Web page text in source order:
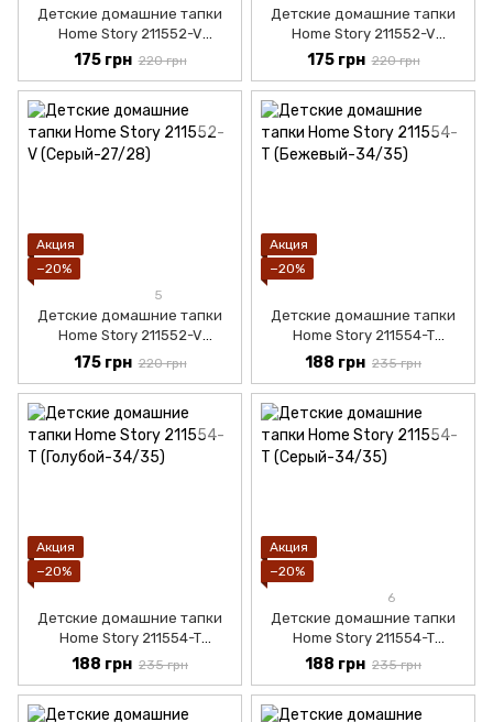
Детские домашние тапки
Home Story 211552-V
(Розовый-27/28)
175 грн 220 грн
Детские домашние тапки
Home Story 211552-V
(Фиолетовый-25/26)
175 грн 220 грн
Акция
−20%
5
Детские домашние тапки
Home Story 211552-V
(Серый-27/28)
175 грн 220 грн
Акция
−20%
Детские домашние тапки
Home Story 211554-T
(Бежевый-32/33)
188 грн 235 грн
Акция
−20%
Детские домашние тапки
Home Story 211554-T
(Голубой-30/31)
188 грн 235 грн
Акция
−20%
6
Детские домашние тапки
Home Story 211554-T
(Серый-32/33)
188 грн 235 грн